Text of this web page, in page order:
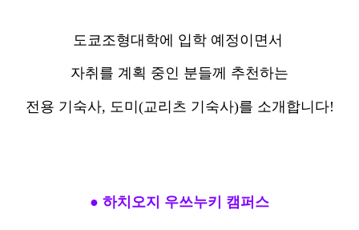
도쿄조형대학에 입학 예정이면서
자취를 계획 중인 분들께 추천하는
전용 기숙사, 도미(교리츠 기숙사)를 소개합니다!
● 하치오지 우쓰누키 캠퍼스